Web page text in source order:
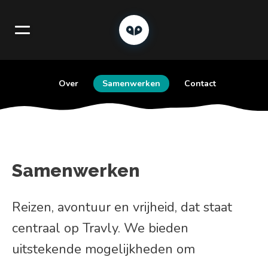
Over Samenwerken Contact
Samenwerken
Reizen, avontuur en vrijheid, dat staat
centraal op Travly. We bieden
uitstekende mogelijkheden om